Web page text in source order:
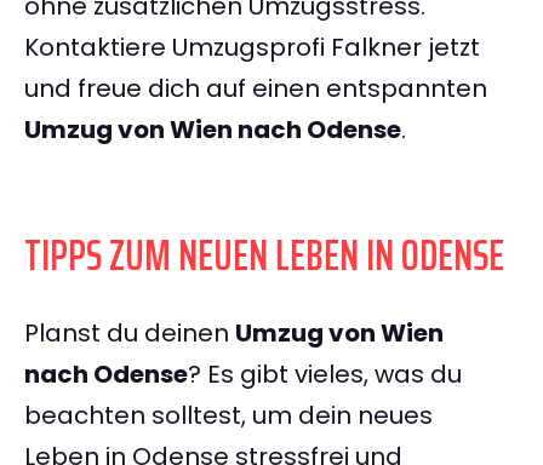
Kontaktiere Umzugsprofi Falkner jetzt
und freue dich auf einen entspannten
Umzug von Wien nach Odense.
TIPPS ZUM NEUEN LEBEN IN ODENSE
Planst du deinen Umzug von Wien
nach Odense? Es gibt vieles, was du
beachten solltest, um dein neues
Leben in Odense stressfrei und